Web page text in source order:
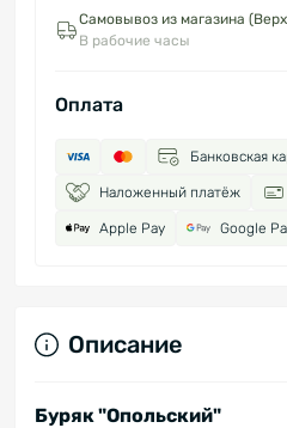
Самовывоз из магазина
В рабочие часы
Оплата
Банковская
Наложенный платёж
Apple Pay Google
Описание
Буряк "Опольский"